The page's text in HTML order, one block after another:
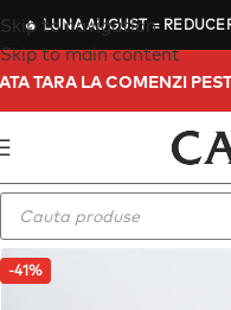
🔥 LUNA AUGUST=
Skip to navigation
Skip to main content
TARA LA COMENZI
-41%